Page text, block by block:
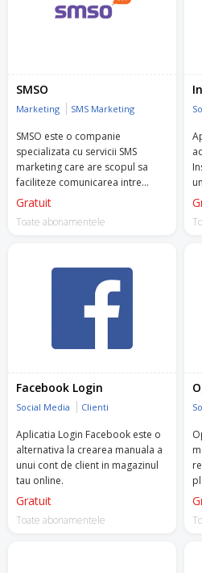
SMSO
Marketing SMS Marketing
SMSO este o companie
specializata cu servicii SMS
marketing care are scopul sa
faciliteze comunicarea intre
afacerea ta si clienti.
Gratuit
Toate abonamentele
Facebook Login
Social Media Clienti
Aplicatia Login Facebook este o
alternativa la crearea manuala a
unui cont de client in magazinul
tau online.
Gratuit
Toate abonamentele